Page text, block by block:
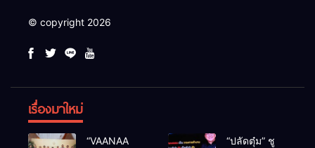
© copyright 2026
เรื่องมาใหม่
“VAANAA “ปลัดตุ๋ม” ชู